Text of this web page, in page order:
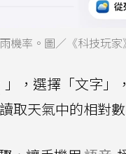
機率。圖／《科技玩
」，選擇「文字
取天氣中的相對數